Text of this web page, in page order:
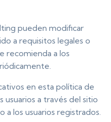
pueden modificar
a requisitos legales o
recomienda a los
en esta política de
usuarios a través del sitio
los usuarios registrados.